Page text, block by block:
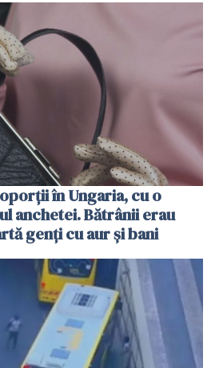
în Ungaria, cu o
anchetei. Bătrânii erau
genți cu aur și bani